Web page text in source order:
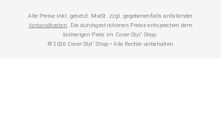
Alle Preise inkl. gesetzl. MwSt. zzgl. gegebenenfalls anfallender
Versandkosten. Die durchgestrichenen Preise entsprechen dem
bisherigen Preis im Cover-Styl' Shop.
© 2026 Cover-Styl' Shop • Alle Rechte vorbehalten